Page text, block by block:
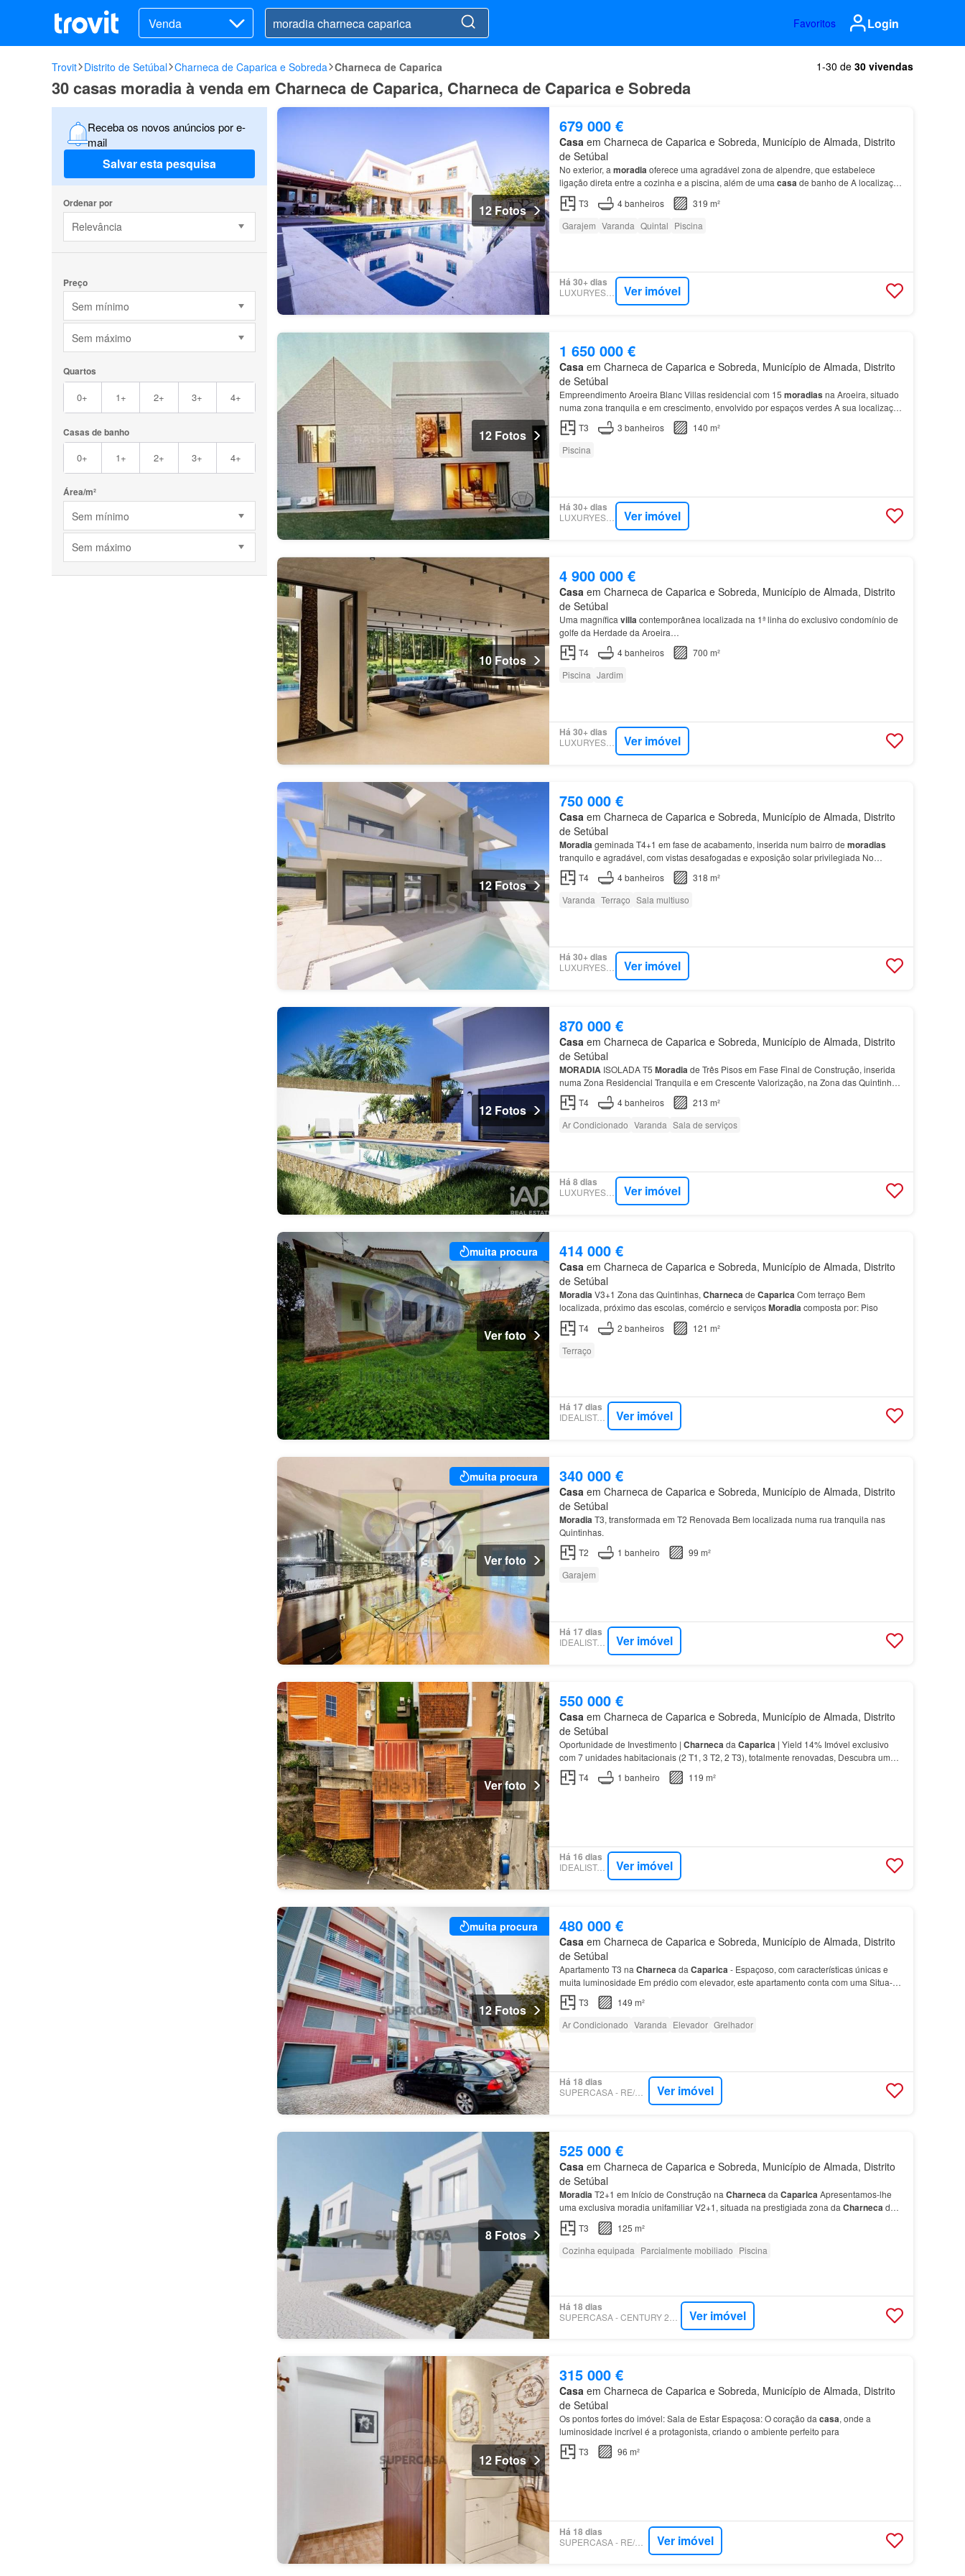
Venda Favoritos Login
Trovit Distrito de Setúbal Charneca de Caparica e Sobreda Charneca de Caparica 1-30 de 30 vivendas
30 casas moradia à venda em Charneca de Caparica, Charneca de Caparica e Sobreda
Receba os novos anúncios por e-
mail
Salvar esta pesquisa
Ordenar por
Relevância
Preço
Sem mínimo
Sem máximo
Quartos
0+ 1+ 2+ 3+ 4+
Casas de banho
0+ 1+ 2+ 3+ 4+
Área/m²
Sem mínimo
Sem máximo
12 Fotos
679 000 €
Casaem Charneca de Caparica e Sobreda, Município de Almada, Distrito
de Setúbal
No exterior, a moradiaoferece uma agradável zona de alpendre, que estabelece
ligação direta entre a cozinha e a piscina, além de uma casade banho de A localização
é um dos seus pontos fortes, situando-se em zona calma e res…
T3 4banheiros
319 m²
Garajem Varanda Quintal Piscina
Há 30+ dias
LUXURYESTATE Ver imóvel
12 Fotos
1 650 000 €
Casa em Charneca de Caparica e Sobreda, Município de Almada, Distrito
de Setúbal
Empreendimento Aroeira Blanc Villas residencial com 15 moradias na Aroeira, situado
numa zona tranquila e em crescimento, envolvido por espaços verdes A sua localização
privilegiada, próxima da Aroeira Golf Resort, comércio,…
T3 3 banheiros
140 m²
Piscina
Há 30+ dias
LUXURYESTATE Ver imóvel
10 Fotos
4 900 000 €
Casa em Charneca de Caparica e Sobreda, Município de Almada, Distrito
de Setúbal
Uma magnífica villacontemporânea localizada na 1ª linha do exclusivo condomínio de
golfe da Herdade da Aroeira…
T4
4banheiros
700 m²
Piscina Jardim
Há 30+ dias
LUXURYESTATE Ver imóvel
12 Fotos
750 000 €
Casa em Charneca de Caparica e Sobreda, Município de Almada, Distrito
de Setúbal
Moradiageminada T4+1 em fase de acabamento, inserida num bairro de moradias
tranquilo e agradável, com vistas desafogadas e exposição solar privilegiada No
segundo piso, a
dispõe de dois quartos com acesso a varandas…
T4 4banheiros
318 m²
Varanda Terraço Sala multiuso
Há 30+ dias
LUXURYESTATE Ver imóvel
12 Fotos
870 000 €
Casa em Charneca de Caparica e Sobreda, Município de Almada, Distrito
de Setúbal
MORADIA ISOLADA T5 Moradiade Três Pisos em Fase Final de Construção, inserida
numa Zona Residencial Tranquila e em Crescente Valorização, na Zona das Quintinhas
Charneca de
T4 4banheiros
213 m²
Ar Condicionado Varanda Sala de serviços
Há 8 dias
LUXURYESTATE Ver imóvel
muita procura
Ver foto
414 000 €
Casa em Charneca de Caparica e Sobreda, Município de Almada, Distrito
de Setúbal
MoradiaV3+1 Zona das Quintinhas, Charnecade CaparicaCom terraço Bem
localizada, próximo das escolas, comércio e serviçosMoradiacomposta por: Piso
T4
2 banheiros
121 m²
Terraço
Há 17 dias
IDEALISTA.PT Ver imóvel
muita procura
Ver foto
340 000 €
Casa em Charneca de Caparica e Sobreda, Município de Almada, Distrito
de Setúbal
MoradiaT3, transformada em T2 Renovada Bem localizada numa rua tranquila nas
Quintinhas.
T2
1 banheiro
99 m²
Garajem
Há 17 dias
IDEALISTA.PT Ver imóvel
Ver foto
550 000 €
Casa em Charneca de Caparica e Sobreda, Município de Almada, Distrito
de Setúbal
Oportunidade de Investimento | Charnecada Caparica | Yield 14% Imóvel exclusivo
com 7 unidades habitacionais (2 T1, 3 T2, 2 T3), totalmente renovadas, Descubra uma
oportunidade rara de investimento na zona nobre da
T4 1 banheiro 119 m²
Há 16 dias
IDEALISTA.PT Ver imóvel
muita procura
12 Fotos
480 000 €
Casa em Charneca de Caparica e Sobreda, Município de Almada, Distrito
de Setúbal
Apartamento T3 na Charnecada Caparica- Espaçoso, com características únicas e
muita luminosidade Em prédio com elevador, este apartamento conta com uma Situa-se
numa das melhores zonas da
T3
149 m²
Ar Condicionado Varanda Elevador Grelhador
Há 18 dias
SUPERCASA - RE/MAX EXPO Ver imóvel
8 Fotos
525 000 €
Casa em Charneca de Caparica e Sobreda, Município de Almada, Distrito
de Setúbal
MoradiaT2+1 em Início de Construção na Charnecada CaparicaApresentamos-lhe
uma exclusiva moradia unifamiliar V2+1, situada na prestigiada zona da Charnecada
Caparica , inserida num lote de 233m².…
T3
125 m²
Cozinha equipada Parcialmente mobiliado Piscina
Há 18 dias
Ver imóvel
12 Fotos
315 000 €
Casaem Charneca de Caparica e Sobreda, Município de Almada, Distrito
de Setúbal
Os pontos fortes do imóvel: Sala de Estar Espaçosa: O coração da casa, onde a
luminosidade incrível é a protagonista, criando o ambiente perfeito para
T3
96 m²
Há 18 dias
SUPERCASA - RE/MAX EXPO Ver imóvel